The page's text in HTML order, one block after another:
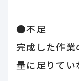
●不足
完成した作
量に足りてい